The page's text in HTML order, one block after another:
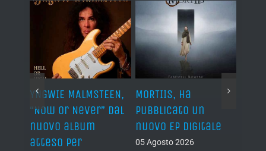
YNGWIE MALMSTEEN,
“Now Or Never” dal
nuovo album
atteso per
MORTIIS, ha
pubblicato un
nuovo EP digitale
05 Agosto 2026